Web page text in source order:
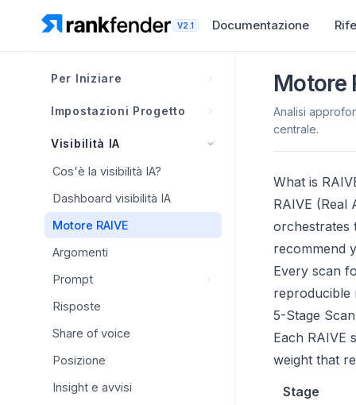
V2.1 Documentazione
Per Iniziare
Cos'è Rankfender?
limiti
Panoramica della navigazione
Configurazione del primo
progetto
Checklist configurazione
Impostazioni Progetto
Panoramica Brand Book
Panoramica Brand Book
Informazioni sul brand
Identità visiva
Voce del brand
Genera con IA
Best practice del Brand
Concorrenti
Concorrenti
Scoperta intelligente
Tracciamento testa a testa
Classificazione e gestione
Personas
Livelli di affermazione
Matrice di posizionamento
Template dashboard
Integrazioni
Integrazioni
Integrazione WordPress
Google Search Console
Sitemap
Visibilità IA
Cos'è la visibilità IA?
Dashboard visibilità IA
Motore RAIVE
Argomenti
Prompt
Prompt
Prompt competitivi
Prompt di potenziamento
Risposte
Share of voice
Posizione
Insight e avvisi
Motore
Analisi
centrale.
What is
RAIVE (Real
orchestrates
recommend
Every scan
reproducible
5-Stage
Each RAIVE
weight that
Stage